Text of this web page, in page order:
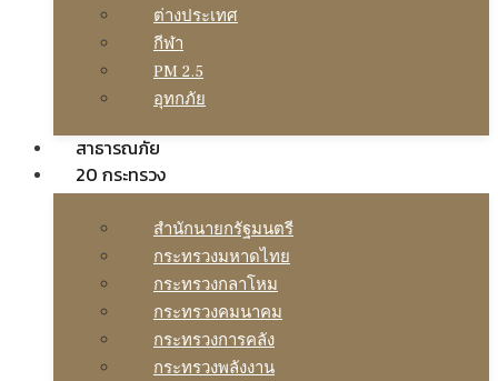
ต่างประเทศ
กีฬา
PM 2.5
อุทกภัย
สาธารณภัย
20 กระทรวง
สํานักนายกรัฐมนตรี
กระทรวงมหาดไทย
กระทรวงกลาโหม
กระทรวงคมนาคม
กระทรวงการคลัง
กระทรวงพลังงาน